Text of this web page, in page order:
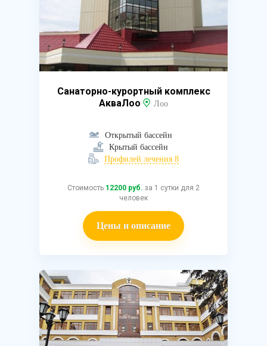
Санаторно-курортный комплекс
АкваЛоо
Лоо
Открытый бассейн
Крытый бассейн
Профилей лечения 8
Стоимость 12200 руб. за 1 сутки для 2
человек
Цены и описание